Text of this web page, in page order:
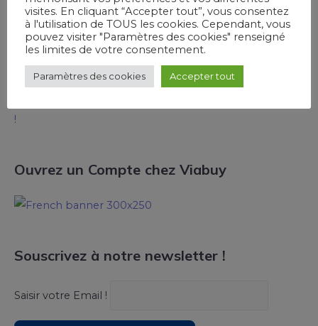
Tsoungui dansAvis et test de la carte bancaire
prépayée Joompay
OBISSON KlébertdansComment contacter le service
client de Pumpkin ?
!
Ouvrez un Compte chez Viabuy
Souscrivez à notre newsletter !
Saisir votre Email !
visites. En cliquant “Accepter tout”, vous consentez
à l'utilisation de TOUS les cookies. Cependant, vous
pouvez visiter "Paramètres des cookies" renseigné
les limites de votre consentement.
Paramètres des cookies Accepter tout